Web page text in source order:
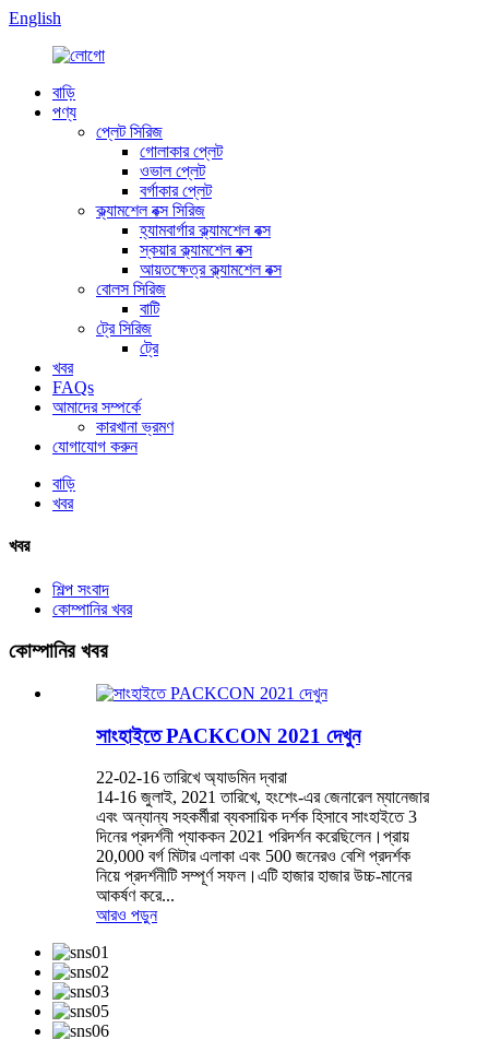
English
বাড়ি
পণ্য
প্লেট সিরিজ
গোলাকার প্লেট
ওভাল প্লেট
বর্গাকার প্লেট
ক্ল্যামশেল বক্স সিরিজ
হ্যামবার্গার ক্ল্যামশেল বক্স
স্কয়ার ক্ল্যামশেল বক্স
আয়তক্ষেত্র ক্ল্যামশেল বক্স
বোলস সিরিজ
বাটি
ট্রে সিরিজ
ট্রে
খবর
FAQs
আমাদের সম্পর্কে
কারখানা ভ্রমণ
যোগাযোগ করুন
বাড়ি
খবর
খবর
শিল্প সংবাদ
কোম্পানির খবর
কোম্পানির খবর
সাংহাইতে PACKCON 2021 দেখুন
22-02-16 তারিখে অ্যাডমিন দ্বারা
14-16 জুলাই, 2021 তারিখে, হংশেং-এর জেনারেল ম্যানেজার
এবং অন্যান্য সহকর্মীরা ব্যবসায়িক দর্শক হিসাবে সাংহাইতে 3
দিনের প্রদর্শনী প্যাককন 2021 পরিদর্শন করেছিলেন।প্রায়
20,000 বর্গ মিটার এলাকা এবং 500 জনেরও বেশি প্রদর্শক
নিয়ে প্রদর্শনীটি সম্পূর্ণ সফল।এটি হাজার হাজার উচ্চ-মানের
আকর্ষণ করে...
আরও পড়ুন